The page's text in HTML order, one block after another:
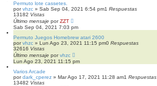
Permuto lote cassetes.
porvhzc » Sab Sep 04, 2021 6:54 pm1 Respuestas
13182 Vistas
Último mensaje porZZT
Sab Sep 04, 2021 7:03 pm
Permuto Juegos Homebrew atari 2600
porvhzc » Lun Ago 23, 2021 11:15 pm0 Respuestas
32616 Vistas
Último mensaje porvhzc
Lun Ago 23, 2021 11:15 pm
Varios Arcade
pordark_cperez » Mar Ago 17, 2021 11:28 am1 Respuestas
13482 Vistas